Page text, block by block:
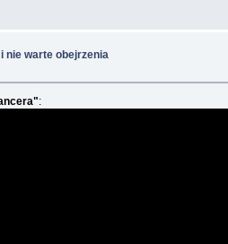
nie warte obejrzenia
: